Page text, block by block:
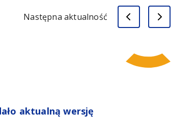
Następna aktualność
aktualną wersję